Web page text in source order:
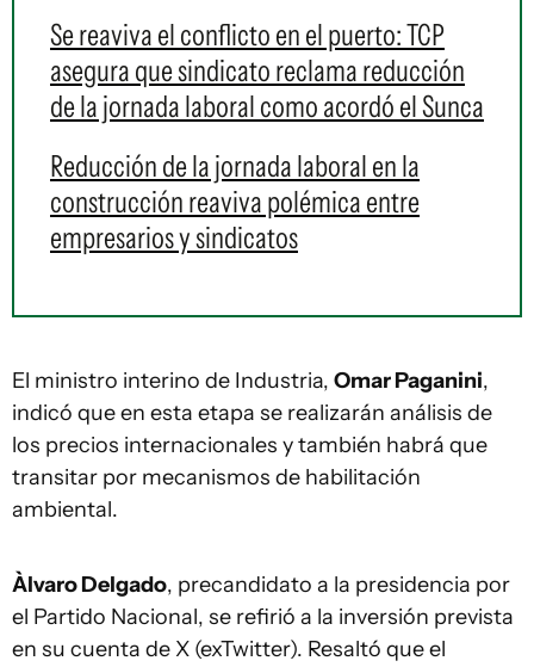
Se reaviva el conflicto en el puerto: TCP
asegura que sindicato reclama reducción
de la jornada laboral como acordó el Sunca
Reducción de la jornada laboral en la
construcción reaviva polémica entre
empresarios y sindicatos
El ministro interino de Industria, Omar Paganini,
indicó que en esta etapa se realizarán análisis de
los precios internacionales y también habrá que
transitar por mecanismos de habilitación
ambiental.
Àlvaro Delgado, precandidato a la presidencia por
el Partido Nacional, se refirió a la inversión prevista
en su cuenta de X (exTwitter). Resaltó que el